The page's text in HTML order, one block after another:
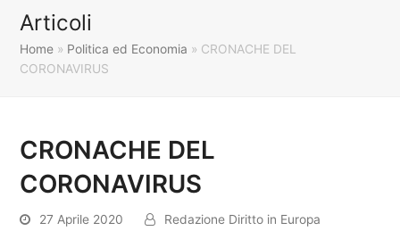
Articoli
Home » Politica ed Economia » CRONACHE DEL
CORONAVIRUS
CRONACHE DEL
CORONAVIRUS
27 Aprile 2020
Redazione Diritto in Europa